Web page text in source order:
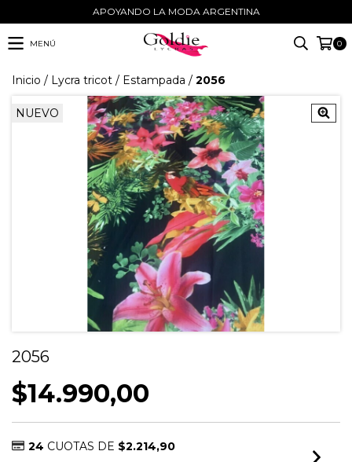
APOYANDO LA MODA ARGENTINA
MENÚ 0
Inicio / Lycra tricot / Estampada / 2056
NUEVO
2056
$14.990,00
24 CUOTAS DE $2.214,90